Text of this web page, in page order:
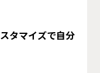
タマイズで自分